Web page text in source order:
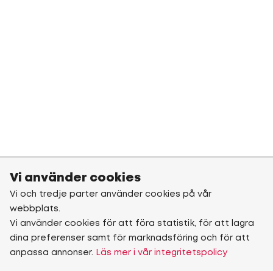
Vi använder cookies
Vi och tredje parter använder cookies på vår
webbplats.
Vi använder cookies för att föra statistik, för att lagra
dina preferenser samt för marknadsföring och för att
anpassa annonser.
Läs mer i vår integritetspolicy